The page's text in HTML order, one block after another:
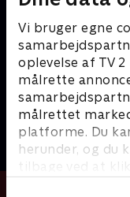
Vi bruger egne
oplevelse af TV
målrette
målrettet
platforme. Du
herunder, og du
tilbage ved at
Helt sort
Livsstil • 7 sæsoner